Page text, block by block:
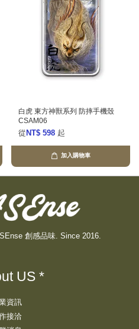
白虎 東方神獸系列 防摔手機殼
CSAM06
從 NT$ 598 起
加入購物車
創感品味. Since 2016.
US *
資訊
接洽